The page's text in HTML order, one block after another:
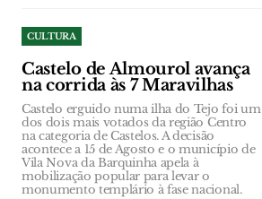
CULTURA
Castelo de Almourol avança
na corrida às 7 Maravilhas
Castelo erguido numa ilha do Tejo foi um
dos dois mais votados da região Centro
na categoria de Castelos. A decisão
acontece a 15 de Agosto e o município de
Vila Nova da Barquinha apela à
mobilização popular para levar o
monumento templário à fase nacional.